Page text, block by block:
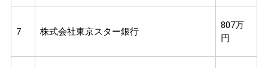
7 株式会社東京スター銀行
807万
円